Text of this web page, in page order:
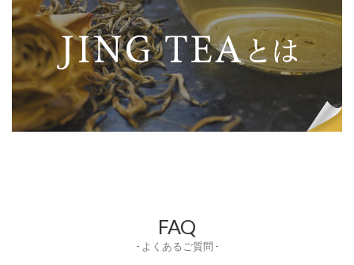
FAQ
- よくあるご質問 -